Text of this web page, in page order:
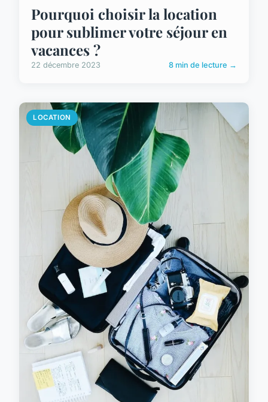
Pourquoi choisir la location
pour sublimer votre séjour en
vacances ?
22 décembre 2023 8 min de lecture →
LOCATION